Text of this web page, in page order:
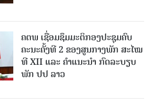
ຄຕພ ເຊື່ອມຊຶມມະຕິກອງປະຊຸມຄົບ
ຄະນະຄັ້ງທີ 2 ຂອງສູນກາງພັກ ສະໄໝ
ທີ XII ແລະ ຄໍາແນະນໍາ ກົດລະບຽບ
ພັກ ປປ ລາວ